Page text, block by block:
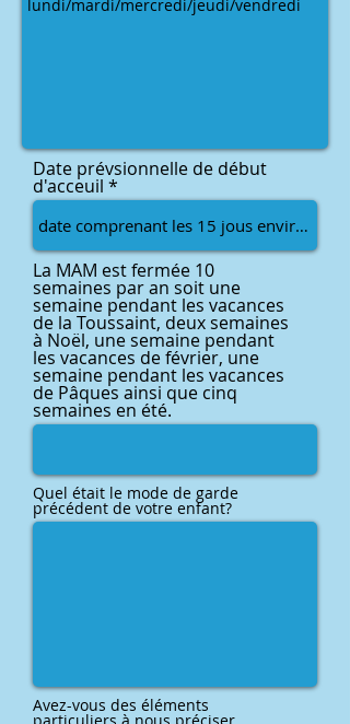
Date prévsionnelle de début
d'acceuil
La MAM est fermée 10
semaines par an soit une
semaine pendant les vacances
de la Toussaint, deux semaines
à Noël, une semaine pendant
les vacances de février, une
semaine pendant les vacances
de Pâques ainsi que cinq
semaines en été.
Quel était le mode de garde
précédent de votre enfant?
Avez-vous des éléments